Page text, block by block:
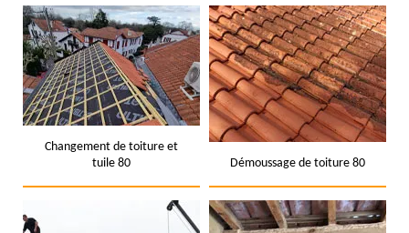
Changement de toiture et
tuile 80
Démoussage de toiture 80